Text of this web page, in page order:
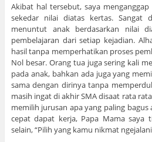
Akibat hal tersebut, saya
sekedar nilai diatas kertas. Sangat
menuntut anak berdasarkan nilai
pembelajaran dari setiap kejadian.
hasil tanpa memperhatikan proses
Nol besar. Orang tua juga sering kali
pada anak, bahkan ada juga yang
sama dengan dirinya tanpa
masih ingat di akhir SMA disaat rata
memilih jurusan apa yang paling
cepat dapat kerja, Papa Mama saya
selain, “Pilih yang kamu nikmat